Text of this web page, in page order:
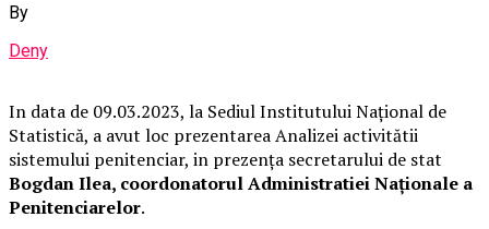
By
Deny
In data de 09.03.2023, la Sediul Institutului Național de
Statistică, a avut loc prezentarea Analizei activitătii
sistemului penitenciar, in prezența secretarului de stat
Bogdan Ilea, coordonatorul Administratiei Naționale a
Penitenciarelor.